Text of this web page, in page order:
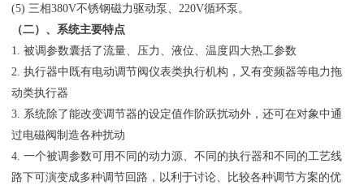
(5) 三相380V不锈钢磁力驱动泵、220V循环泵。
（二）、系统主要特点
1. 被调参数囊括了流量、压力、液位、温度四大热工参数
2. 执行器中既有电动调节阀仪表类执行机构，又有变频器等电力拖
动类执行器
3. 系统除了能改变调节器的设定值作阶跃扰动外，还可在对象中通
过电磁阀制造各种扰动
4. 一个被调参数可用不同的动力源、不同的执行器和不同的工艺线
路下可演变成多种调节回路，以利于讨论、比较各种调节方案的优